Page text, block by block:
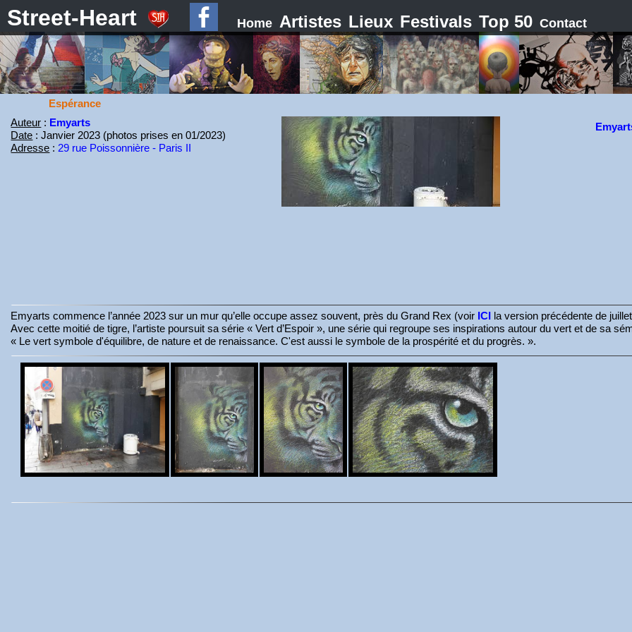
Street-Heart Home Artistes Lieux Festivals Top 50 Contact
Espérance
Auteur : Emyarts
Date : Janvier 2023 (photos prises en 01/2023)
Adresse : 29 rue Poissonnière - Paris II
Emyarts commence l’année 2023 sur un mur qu’elle occupe assez souvent, près du Grand Rex (voir ICI la version précédente de
Avec cette moitié de tigre, l’artiste poursuit sa série « Vert d’Espoir », une série qui regroupe ses inspirations autour du vert et de sa
« Le vert symbole d'équilibre, de nature et de renaissance. C'est aussi le symbole de la prospérité et du progrès. ».